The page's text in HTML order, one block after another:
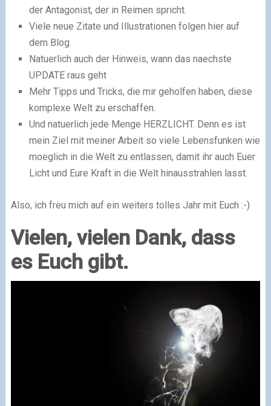
der Antagonist, der in Reimen spricht.
Viele neue Zitate und Illustrationen folgen hier auf
dem Blog.
Natuerlich auch der Hinweis, wann das naechste
UPDATE raus geht
Mehr Tipps und Tricks, die mir geholfen haben, diese
komplexe Welt zu erschaffen.
Und natuerlich jede Menge HERZLICHT. Denn es ist
mein Ziel mit meiner Arbeit so viele Lebensfunken wie
moeglich in die Welt zu entlassen, damit ihr auch Euer
Licht und Eure Kraft in die Welt hinausstrahlen lasst.
Also, ich freu mich auf ein weiters tolles Jahr mit Euch :-)
Vielen, vielen Dank, dass
es Euch gibt.